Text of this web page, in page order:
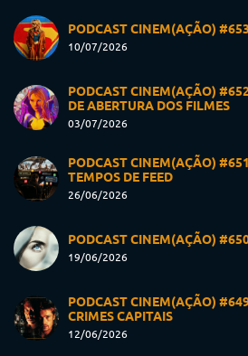
PODCAST CINEM(AÇÃO)
10/07/2026
PODCAST CINEM(AÇÃO)
DE ABERTURA DOS FILMES
03/07/2026
PODCAST CINEM(AÇÃO)
TEMPOS DE FEED
26/06/2026
PODCAST CINEM(AÇÃO)
19/06/2026
PODCAST CINEM(AÇÃO)
CRIMES CAPITAIS
12/06/2026